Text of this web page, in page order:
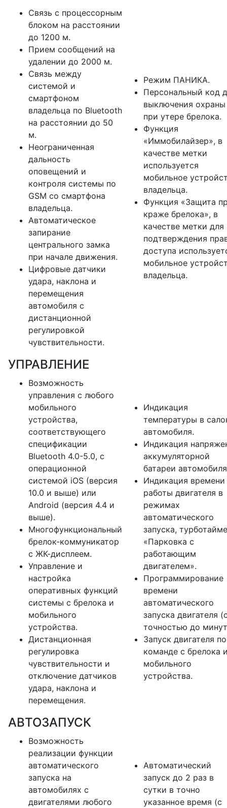
Связь с процессорным
блоком на расстоянии
до 1200 м.
Прием сообщений на
удалении до 2000 м.
Связь между
системой и
смартфоном
владельца по Bluetooth
на расстоянии до 50
м.
Неограниченная
дальность
оповещений и
контроля системы по
GSM со смартфона
владельца.
Автоматическое
запирание
центрального замка
при начале движения.
Цифровые датчики
удара, наклона и
перемещения
автомобиля с
дистанционной
регулировкой
чувствительности.
Режим ПАНИКА.
Персональный код
выключения охраны
при утере брелока.
Функция
«Иммобилайзер», в
качестве метки
используется
мобильное
владельца.
Функция «Защита
краже брелока», в
качестве метки для
подтверждения
доступа
мобильное
владельца.
УПРАВЛЕНИЕ
Возможность
управления с любого
мобильного
устройства,
соответствующего
спецификации
Bluetooth 4.0-5.0, с
операционной
системой iOS (версия
10.0 и выше) или
Android (версия 4.4 и
выше).
Многофункциональный
брелок-коммуникатор
с ЖК-дисплеем.
Управление и
настройка
оперативных функций
системы с брелока и
мобильного
устройства.
Дистанционная
регулировка
чувствительности и
отключение датчиков
удара, наклона и
перемещения.
Индикация
температуры в
автомобиля.
Индикация
аккумуляторной
батареи
Индикация времени
работы двигателя в
режимах
автоматического
запуска,
«Парковка с
работающим
двигателем».
Программирование
времени
автоматического
запуска двигателя
точностью до
Запуск двигателя по
команде с брелока
мобильного
устройства.
АВТОЗАПУСК
Возможность
реализации функции
автоматического
запуска на
автомобилях с
двигателями любого
Автоматический
запуск до 2 раз в
сутки в точно
указанное время (с